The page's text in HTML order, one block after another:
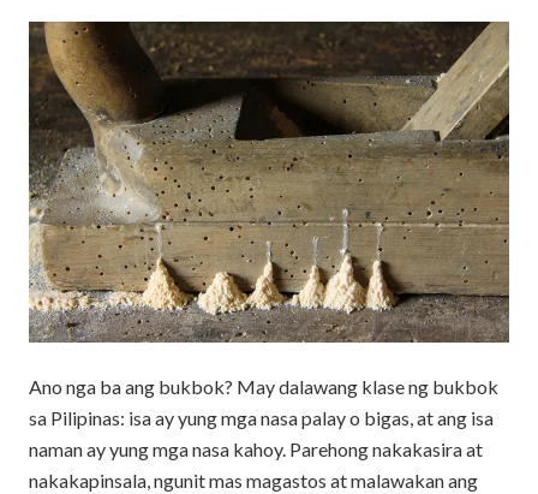
Ano nga ba ang bukbok? May dalawang klase ng bukbok
sa Pilipinas: isa ay yung mga nasa palay o bigas, at ang isa
naman ay yung mga nasa kahoy. Parehong nakakasira at
nakakapinsala, ngunit mas magastos at malawakan ang